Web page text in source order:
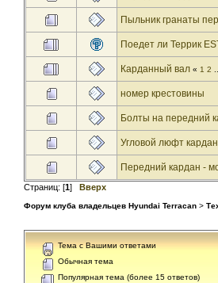
Пыльник гранаты
Поедет ли Террик
Карданный вал « 1 2
номер крестовины
Болты на передний
Угловой люфт
Передний кардан -
Страниц: [1] Вверх
Форум клуба владельцев Hyundai Terracan >
Тема с Вашими ответами
Обычная тема
Популярная тема (более 15 ответов)